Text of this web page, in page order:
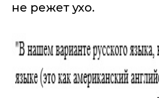
не режет ухо.